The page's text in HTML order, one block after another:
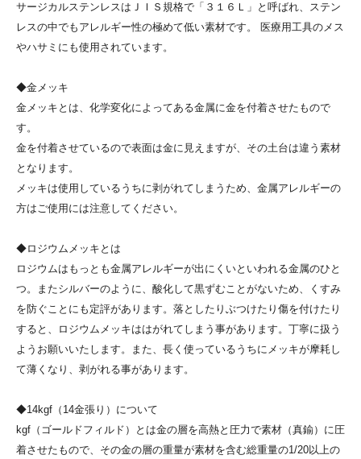
サージカルステンレスはＪＩＳ規格で「３１６Ｌ」と呼ばれ、ステン
レスの中でもアレルギー性の極めて低い素材です。 医療用工具のメス
やハサミにも使用されています。
◆金メッキ
金メッキとは、化学変化によってある金属に金を付着させたもので
す。
金を付着させているので表面は金に見えますが、その土台は違う素材
となります。
メッキは使用しているうちに剥がれてしまうため、金属アレルギーの
方はご使用には注意してください。
◆ロジウムメッキとは
ロジウムはもっとも金属アレルギーが出にくいといわれる金属のひと
つ。またシルバーのように、酸化して黒ずむことがないため、くすみ
を防ぐことにも定評があります。落としたりぶつけたり傷を付けたり
すると、ロジウムメッキははがれてしまう事があります。丁寧に扱う
ようお願いいたします。また、長く使っているうちにメッキが摩耗し
て薄くなり、剥がれる事があります。
◆14kgf（14金張り）について
kgf（ゴールドフィルド）とは金の層を高熱と圧力で素材（真鍮）に圧
着させたもので、その金の層の重量が素材を含む総重量の1/20以上の